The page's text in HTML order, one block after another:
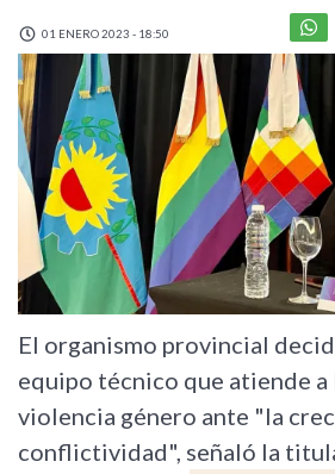
01 ENERO 2023 - 18:50
El organismo provincial
equipo técnico que atiende a
violencia género ante "la
conflictividad", señaló la